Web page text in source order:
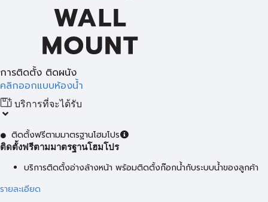
การติดตั้ง ติดผนัง
คลิกออกแบบห้องน้ำ
บริการที่จะได้รับ
ติดตั้งฟรีตามมาตรฐานโฮมโปร
ติดตั้งฟรีตามมาตรฐานโฮมโปร
บริการติดตั้งอ่างล้างหน้า พร้อมติดตั้งก๊อกน้ำกับระบบน้ำของลูกค้า
รายละเอียด